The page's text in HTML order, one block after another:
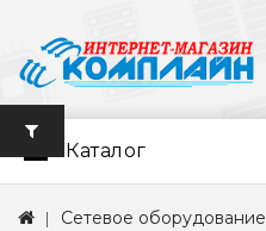
Каталог
Сетевое оборудование